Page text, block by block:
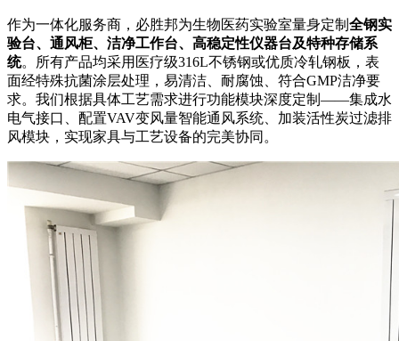
作为一体化服务商，必胜邦为生物医药实验室量身定制 全钢实
验台、通风柜、洁净工作台、高稳定性仪器台及特种存储系
统。所有产品均采用医疗级316L不锈钢或优质冷轧钢板，表
面经特殊抗菌涂层处理，易清洁、耐腐蚀、符合GMP洁净要
求。我们根据具体工艺需求进行功能模块深度定制——集成水
电气接口、配置VAV变风量智能通风系统、加装活性炭过滤排
风模块，实现家具与工艺设备的完美协同。